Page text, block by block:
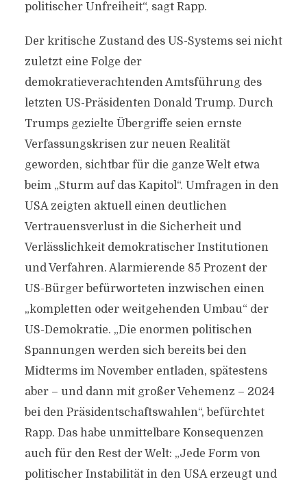
politischer Unfreiheit“, sagt Rapp.
Der kritische Zustand des US-Systems sei nicht
zuletzt eine Folge der
demokratieverachtenden Amtsführung des
letzten US-Präsidenten Donald Trump. Durch
Trumps gezielte Übergriffe seien ernste
Verfassungskrisen zur neuen Realität
geworden, sichtbar für die ganze Welt etwa
beim „Sturm auf das Kapitol“. Umfragen in den
USA zeigten aktuell einen deutlichen
Vertrauensverlust in die Sicherheit und
Verlässlichkeit demokratischer Institutionen
und Verfahren. Alarmierende 85 Prozent der
US-Bürger befürworteten inzwischen einen
„kompletten oder weitgehenden Umbau“ der
US-Demokratie. „Die enormen politischen
Spannungen werden sich bereits bei den
Midterms im November entladen, spätestens
aber – und dann mit großer Vehemenz – 2024
bei den Präsidentschaftswahlen“, befürchtet
Rapp. Das habe unmittelbare Konsequenzen
auch für den Rest der Welt: „Jede Form von
politischer Instabilität in den USA erzeugt und